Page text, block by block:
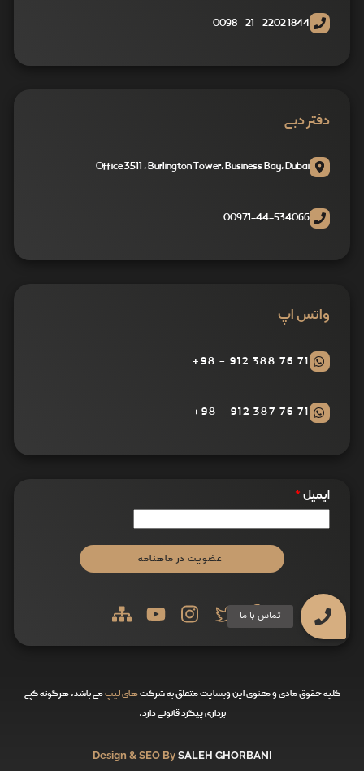
1844 2202 - 21 - 0098
دفتر دبی
Office 3511 , Burlington Tower, Business Bay, Dubai
00971-44-534066
واتس اپ
71 76 388 912 - 98+
71 76 387 912 - 98+
ایمیل *
عضویت در ماهنامه
کلیه حقوق مادی و معنوی این وبسایت متعلق به شرکتهای لیپمی باشد، هرگونه کپی
برداری پیگرد قانونی دارد.
Design & SEO By SALEH GHORBANI